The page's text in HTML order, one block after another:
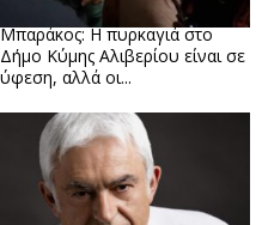
Μπαράκος: Η πυρκαγιά στο
Δήμο Κύμης Αλιβερίου είναι σε
ύφεση, αλλά οι...